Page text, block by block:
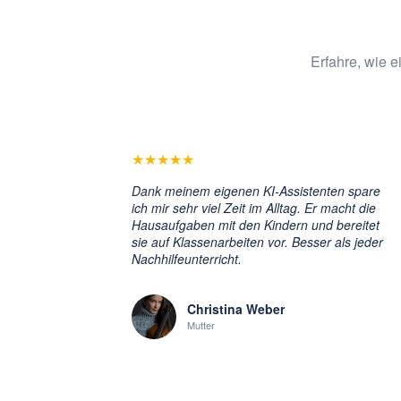
Erfahre, wie
★★★★★
Dank meinem eigenen KI-Assistenten spare
ich mir sehr viel Zeit im Alltag. Er macht die
Hausaufgaben mit den Kindern und bereitet
sie auf Klassenarbeiten vor. Besser als jeder
Nachhilfeunterricht.
Christina Weber
Mutter